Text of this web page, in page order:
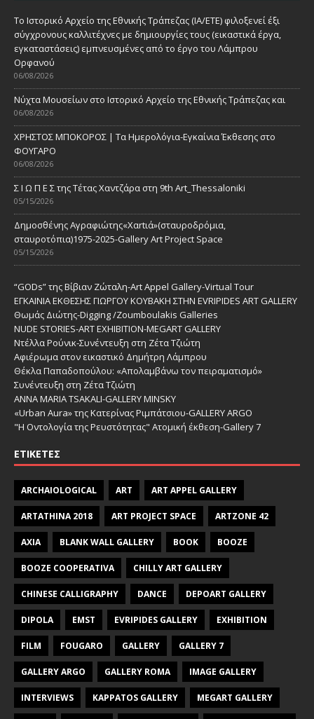
Το Ιστορικό Αρχείο της Εθνικής Τράπεζας (ΙΑ/ΕΤΕ) φιλοξενεί έξι
σύγχρονους καλλιτέχνες με δημιουργίες τους (εικαστικά έργα,
εγκαταστάσεις) εμπνευσμένες από το έργο του Λάμπρου
Ορφανού
06/08/2026
Νύχτα Μουσείων στο Ιστορικό Αρχείο της Εθνικής Τράπεζας και
06/08/2026
ΧΡΗΣΤΟΣ ΜΠΟΚΟΡΟΣ | Τα Ημερολόγια-Εγκαίνια Έκθεσης στο
ΦΟΥΓΑΡΟ
06/08/2026
Σ Ι Ω Π Ε Σ της Τέτας Χαντζάρα στη 9th Art_Thessaloniki
05/15/2026
Δημοσθένης Αγραφιώτης«Xαrtιά»(σταυροδρόμια,
σταυροτόπια)1975-2025-Gallery Art Project Space
05/15/2026
“GODs” της Βίβιαν Ζώταλη-Art Appel Gallery-Virtual Tour
ΕΓΚΑΙΝΙΑ ΕΚΘΕΣΗΣ ΓΙΩΡΓΟΥ ΚΟΥΒΑΚΗ ΣΤΗΝ EVRIPIDES ART GALLERY
Θωμάς Διώτης-Digging /Zoumboulakis Galleries
NUDE STORIES-ΑRT EXHIBITION-MEGART GALLERY
Ντέλλα Ρούνικ-Συνέντευξη στη Ζέτα Τζιώτη
Αφιέρωμα στον εικαστικό Δημήτρη Λάμπρου
Θέκλα Παπαδοπούλου: «Απολαμβάνω τον πειραματισμό»
Συνέντευξη στη Ζέτα Τζιώτη
ANNA MARIA TSAKALI-GALLERY MINSKY
«Urban Aura» της Κατερίνας Ριμπάτσιου-GALLERY ARGO
"Η Οντολογία της Ρευστότητας" Ατομική έκθεση-Gallery 7
ΕΤΙΚΈΤΕΣ
ARCHAIOLOGICAL ART ART APPEL GALLERY
ARTATHINA 2018 ART PROJECT SPACE ARTZONE 42
AXIA BLANK WALL GALLERY BOOK BOOZE
BOOZE COOPERATIVA CHILLY ART GALLERY
CHINESE CALLIGRAPHY DANCE DEPOART GALLERY
DIPOLA EMST EVRIPIDES GALLERY EXHIBITION
FILM FOUGARO GALLERY GALLERY 7
GALLERY ARGO GALLERY ROMA IMAGE GALLERY
INTERVIEWS KAPPATOS GALLERY MEGART GALLERY